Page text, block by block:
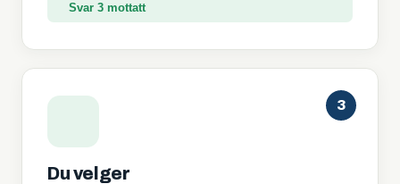
Svar 3 mottatt
3
Du velger